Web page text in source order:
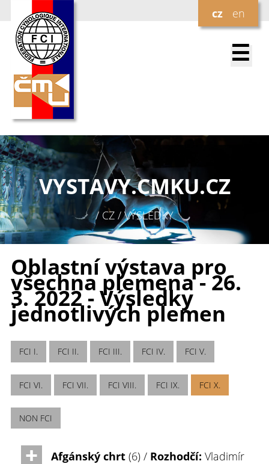
cz en
☰
VYSTAVY.CMKU.CZ
/ CZ / VÝSLEDKY
Oblastní výstava pro
všechna plemena - 26.
3. 2022 - Výsledky
jednotlivých plemen
FCI I. FCI II. FCI III. FCI IV. FCI V.
FCI VI. FCI VII. FCI VIII. FCI IX. FCI X.
NON FCI
Afgánský chrt (6) / Rozhodčí: Vladimír